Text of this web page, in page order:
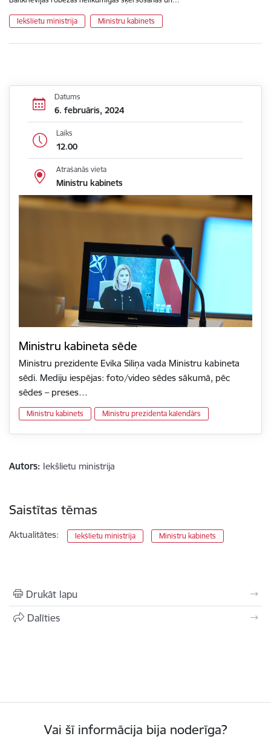
Iekšlietu ministrija Ministru kabinets
Datums
6. februāris, 2024
Laiks
12.00
Atrašanās vieta
Ministru kabinets
Ministru kabineta sēde
Ministru prezidente Evika Siliņa vada Ministru kabineta
sēdi. Mediju iespējas: foto/video sēdes sākumā, pēc
sēdes – preses…
Ministru kabinets Ministru prezidenta kalendārs
Autors: Iekšlietu ministrija
Saistītas tēmas
Aktualitātes: Iekšlietu ministrija Ministru kabinets
Drukāt lapu
Dalīties
Vai šī informācija bija noderīga?